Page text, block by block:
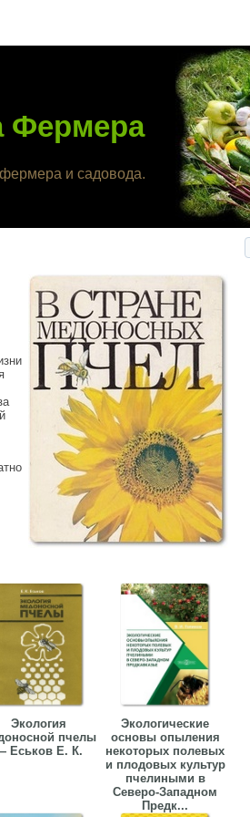
Фермера
фермера и садовода.
Экология
пчелы
Еськов Е. К.
Экологические
основы опыления
некоторых полевых
и плодовых культур
пчелиными в
Северо-Западном
Предк...